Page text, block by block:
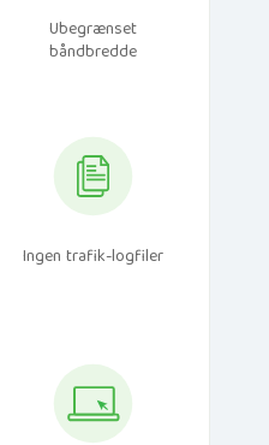
Ubegrænset
båndbredde
Ingen trafik-logfiler